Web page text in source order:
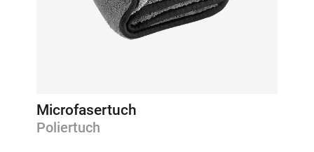
Microfasertuch
Poliertuch